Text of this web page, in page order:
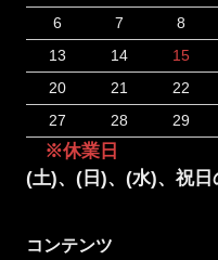
6
7 8
13
14 15
20
21 22
27
28 29
※休業日
(土)、(日)、(水)、祝日
コンテンツ